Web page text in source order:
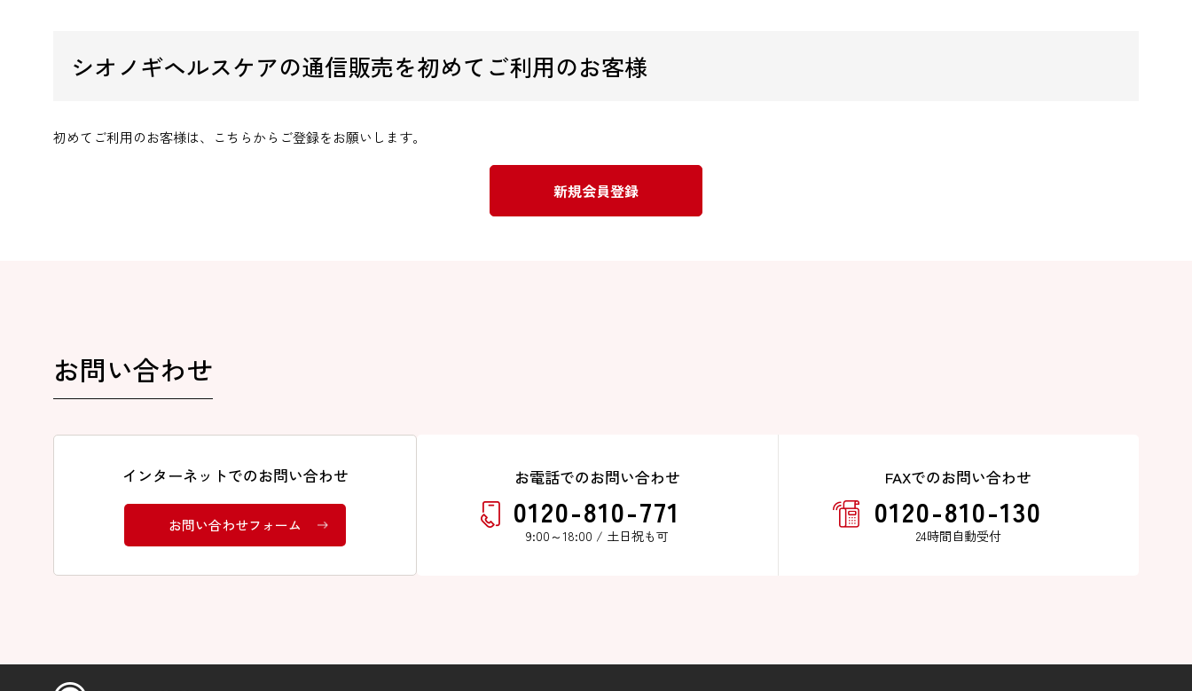
シオノギヘルスケアの通信販売を初めてご利用のお客様
初めてご利用のお客様は、こちらからご登録をお願いします。
お問い合わせ
インターネットでのお問い合わせ
お問い合わせフォーム
お電話でのお問い合わせ
0120-810-771
9:00～18:00 / 土日祝も可
FAXでのお問い合わせ
0120-810-130
24時間自動受付